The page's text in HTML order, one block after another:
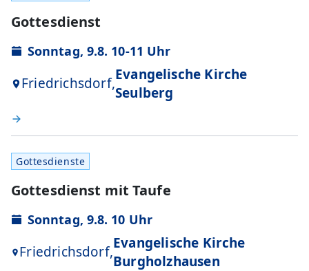
Gottesdienst
Sonntag, 9.8. 10-11 Uhr
Friedrichsdorf,
Evangelische Kirche
Seulberg
Gottesdienste
Gottesdienst mit Taufe
Sonntag, 9.8. 10 Uhr
Friedrichsdorf,
Evangelische Kirche
Burgholzhausen